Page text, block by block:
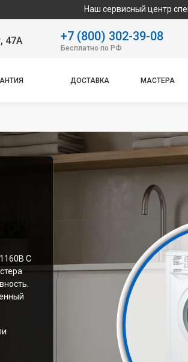
Наш сервисный центр
47А +7 (800) 302-39-08
Бесплатно по РФ
ДОСТАВКА МАСТЕРА
C